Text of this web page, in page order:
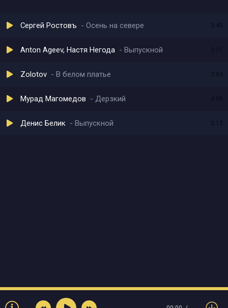
Сергей Ростовъ Осень на севере 3:40
Anton Ageev, Настя Негода Выпускной
Zolotov В белом платье 2:04
Мурад Магомедов Дерзкий
Денис Белик Выпускной 3:12